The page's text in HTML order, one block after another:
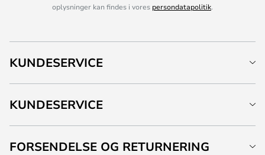
oplysninger kan findes i vores persondatapolitik.
KUNDESERVICE
KUNDESERVICE
FORSENDELSE OG RETURNERING